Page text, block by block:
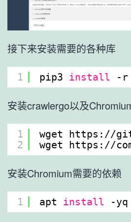
接下来安装需要的各种库
1 pip3 install -r
安装crawlergo以及
1
2
wget https: //
wget https: //
安装Chromium需要的依赖
1 apt install -